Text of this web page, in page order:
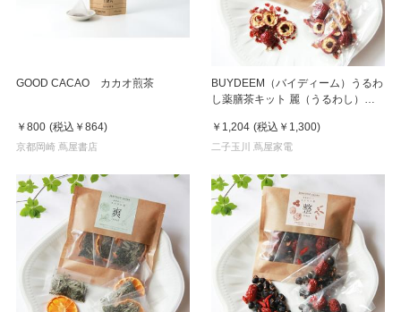
GOOD CACAO カカオ煎茶
￥800 (税込 ￥864)
京都岡崎 蔦屋書店
BUYDEEM（バイディーム）うるわ
し薬膳茶キット 麗（うるわし）
￥1,204 (税込 ￥1,300)
二子玉川 蔦屋家電